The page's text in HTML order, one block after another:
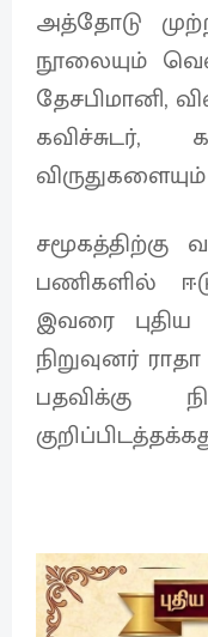
அத்தோடு
நூலையும்
தேசபிமானி,
சமூகத்திற்கு
பணிகளில்
இவரை
நிறுவுனர்
பதவிக்கு